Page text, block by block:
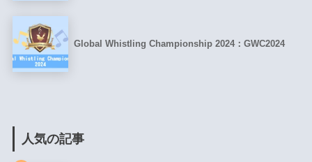
Global Whistling Championship 2024：GWC2024
人気の記事